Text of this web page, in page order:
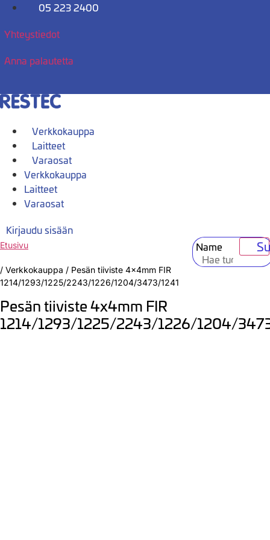
Mene
05 223 2400
Yhteystiedot
Anna palautetta
Verkkokauppa
Laitteet
Varaosat
Verkkokauppa
Laitteet
Varaosat
Kirjaudu sisään
Name
Etusivu
/ Verkkokauppa / Pesän tiiviste 4x4mm FIR
1214/1293/1225/2243/1226/1204/3473/1241
Pesän tiiviste 4x4mm FIR
1214/1293/1225/2243/1226/1204/